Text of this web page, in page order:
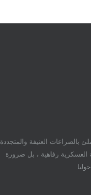
بالصراعات العنيفة والمتجددة
العسكرية رفاهية ، بل ضرورة
.